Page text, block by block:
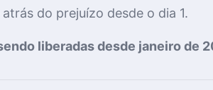
do prejuízo desde o dia 1.
liberadas desde janeiro de